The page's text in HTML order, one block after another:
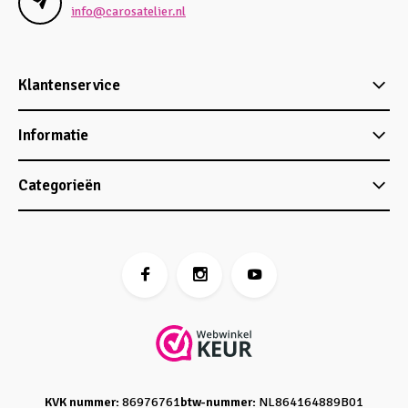
info@carosatelier.nl
Klantenservice
Informatie
Categorieën
KVK nummer: 86976761btw-nummer: NL864164889B01